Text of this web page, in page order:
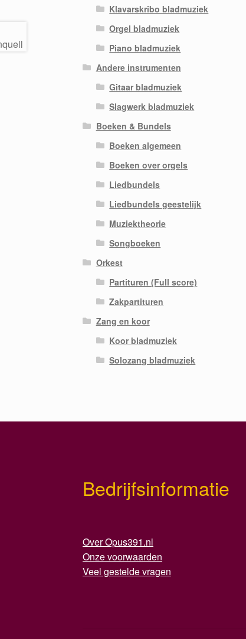
Klavarskribo bladmuziek
Orgel bladmuziek
Piano bladmuziek
Andere instrumenten
Gitaar bladmuziek
Slagwerk bladmuziek
Boeken & Bundels
Boeken algemeen
Boeken over orgels
Liedbundels
Liedbundels geestelijk
Muziektheorie
Songboeken
Orkest
Partituren (Full score)
Zakpartituren
Zang en koor
Koor bladmuziek
Solozang bladmuziek
Bedrijfsinformatie
Over Opus391.nl
Onze voorwaarden
Veel gestelde vragen